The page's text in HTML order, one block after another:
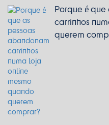
Porque é
carrinhos
querem